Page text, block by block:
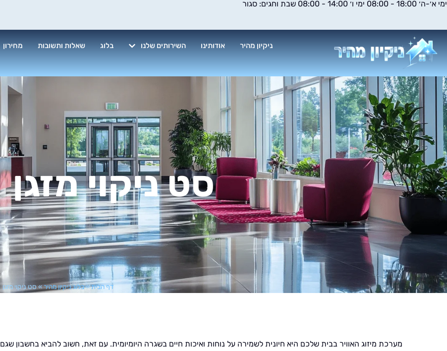
דילוג
ימי א׳-ה׳ 18:00 - 08:00 ימי ו׳ 14:00 - 08:00 שבת וחגים: סגור
ניקיון מהיר אודותינו השירותים שלנו בלוג שאלות ותשובות מחירון
סט ניקוי מזגן
דף הבית»בלוג ניקיון מהיר»סט ניקוי מזגן
מערכת מיזוג האוויר בבית שלכם היא חיונית לשמירה על נוחות ואיכות חיים בשגרה היומיומית. עם זאת, חשוב להביא בחשבון שגם